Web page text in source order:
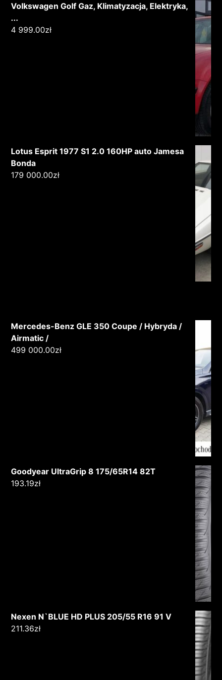
Volkswagen Golf Gaz, Klimatyzacja, Elektryka,
...
4 999.00zł
Lotus Esprit 1977 S1 2.0 160HP auto Jamesa
Bonda
179 000.00zł
Mercedes-Benz GLE 350 Coupe / Hybryda /
Airmatic /
499 000.00zł
Goodyear UltraGrip 8 175/65R14 82T
193.19zł
Nexen N`BLUE HD PLUS 205/55 R16 91 V
211.36zł